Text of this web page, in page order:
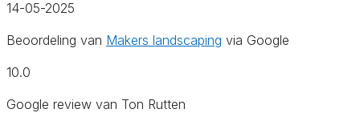
14-05-2025
Beoordeling van Makers landscaping via Google
10.0
Google review van Ton Rutten